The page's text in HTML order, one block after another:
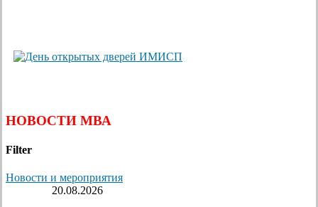
НОВОСТИ МВА
Filter
Новости и мероприятия
20.08.2026